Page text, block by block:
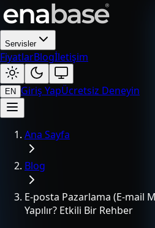
Servisler
FiyatlarBlogİletişim
EN Giriş YapÜcretsiz Deneyin
Ana Sayfa
Blog
E-posta Pazarlama (E-mail
Yapılır? Etkili Bir Rehber